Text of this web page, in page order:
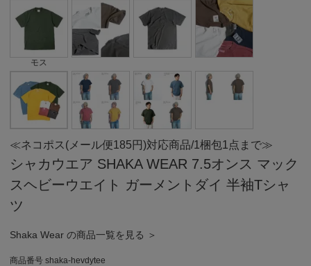
モス
≪ネコポス(メール便185円)対応商品/1梱包1点まで≫
シャカウエア SHAKA WEAR 7.5オンス マック
スヘビーウエイト ガーメントダイ 半袖Tシャ
ツ
Shaka Wear の商品一覧を見る ＞
商品番号 shaka-hevdytee